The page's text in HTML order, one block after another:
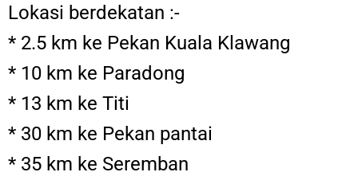
Lokasi berdekatan :-
* 2.5 km ke Pekan Kuala Klawang
* 10 km ke Paradong
* 13 km ke Titi
* 30 km ke Pekan pantai
* 35 km ke Seremban